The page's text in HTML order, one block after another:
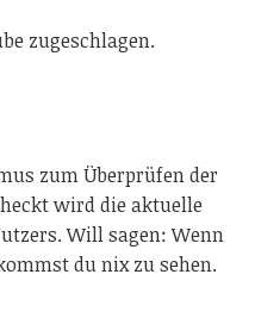
zugeschlagen.
zum Überprüfen der
wird die aktuelle
Will sagen: Wenn
du nix zu sehen.